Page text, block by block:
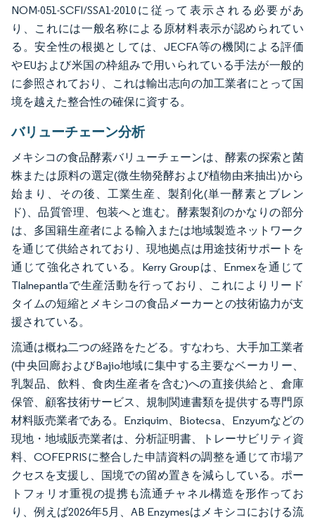
NOM-051-SCFI/SSA1-2010に従って表示される必要があ
り、これには一般名称による原材料表示が認められてい
る。安全性の根拠としては、JECFA等の機関による評価
やEUおよび米国の枠組みで用いられている手法が一般的
に参照されており、これは輸出志向の加工業者にとって国
境を越えた整合性の確保に資する。
バリューチェーン分析
メキシコの食品酵素バリューチェーンは、酵素の探索と菌
株または原料の選定(微生物発酵および植物由来抽出)から
始まり、その後、工業生産、製剤化(単一酵素とブレン
ド)、品質管理、包装へと進む。酵素製剤のかなりの部分
は、多国籍生産者による輸入または地域製造ネットワーク
を通じて供給されており、現地拠点は用途技術サポートを
通じて強化されている。Kerry Groupは、Enmexを通じて
Tlalnepantlaで生産活動を行っており、これによりリード
タイムの短縮とメキシコの食品メーカーとの技術協力が支
援されている。
流通は概ね二つの経路をたどる。すなわち、大手加工業者
(中央回廊およびBajio地域に集中する主要なベーカリー、
乳製品、飲料、食肉生産者を含む)への直接供給と、倉庫
保管、顧客技術サービス、規制関連書類を提供する専門原
材料販売業者である。Enziquim、Biotecsa、Enzyumなどの
現地・地域販売業者は、分析証明書、トレーサビリティ資
料、COFEPRISに整合した申請資料の調整を通じて市場ア
クセスを支援し、国境での留め置きを減らしている。ポー
トフォリオ重視の提携も流通チャネル構造を形作ってお
り、例えば2026年5月、AB Enzymesはメキシコにおける流